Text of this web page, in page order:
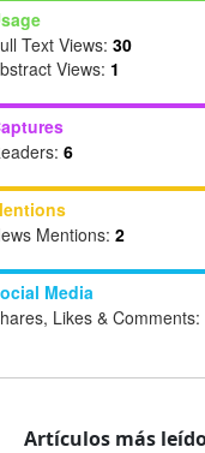
Text Views: 30
Views: 1
6
Mentions: 2
Media
Likes & Comments:
Artículos más